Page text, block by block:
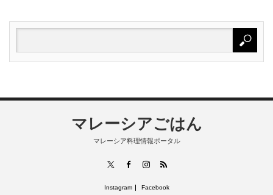
マレーシアごはん
マレーシア料理情報ポータル
FacebookInstagram
RSS
Instagram Facebook